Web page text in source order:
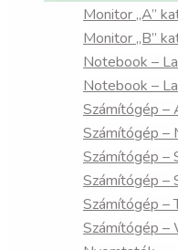
Monitor „A”
Monitor „B”
Notebook –
Notebook –
Számítógép –
Számítógép –
Számítógép –
Számítógép –
Számítógép –
Számítógép –